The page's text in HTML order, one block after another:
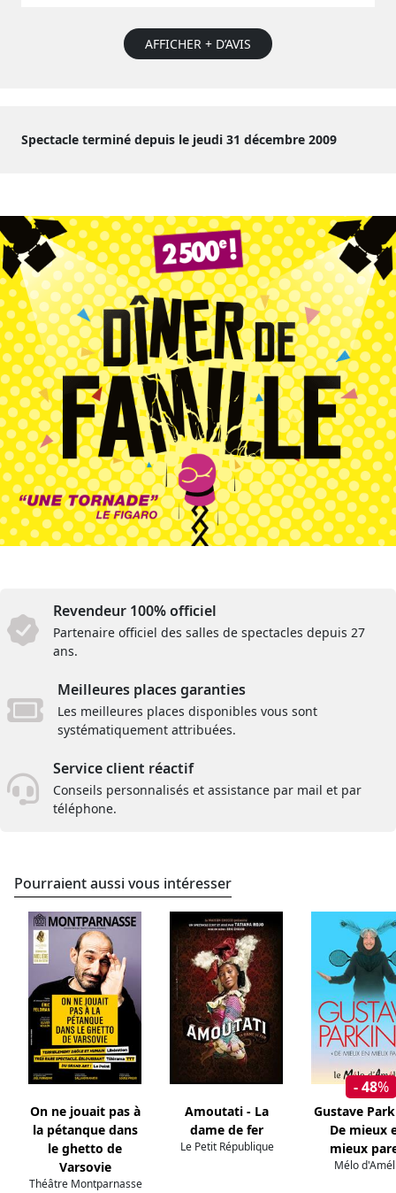
AFFICHER + D’AVIS
Spectacle terminé depuis le jeudi 31 décembre 2009
Revendeur 100% officiel
Partenaire officiel des salles de spectacles depuis 27
ans.
Meilleures places garanties
Les meilleures places disponibles vous sont
systématiquement attribuées.
Service client réactif
Conseils personnalisés et assistance par mail et par
téléphone.
Pourraient aussi vous intéresser
On ne jouait pas à
la pétanque dans
le ghetto de
Varsovie
Théâtre Montparnasse
Amoutati - La
dame de fer
Le Petit République
- 48%
Gustave
De mieux
mieux
Mélo